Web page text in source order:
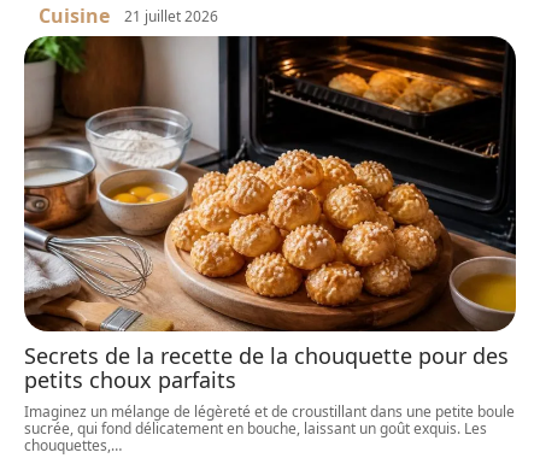
Cuisine 21 juillet 2026
Secrets de la recette de la chouquette pour des
petits choux parfaits
Imaginez un mélange de légèreté et de croustillant dans une petite boule
sucrée, qui fond délicatement en bouche, laissant un goût exquis. Les
chouquettes,…